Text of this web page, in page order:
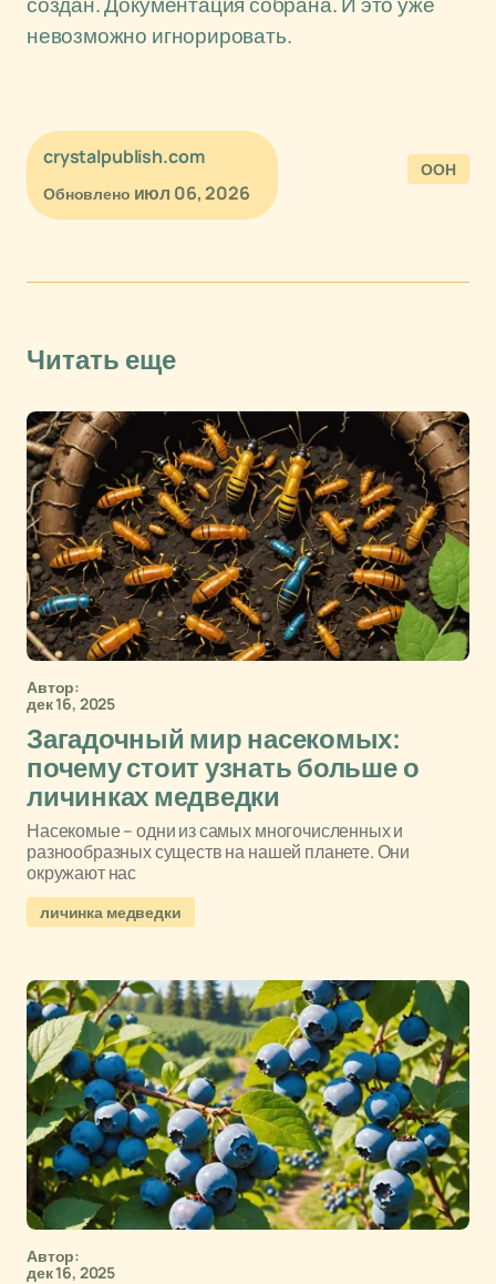
невозможно игнорировать.
crystalpublish.com
Обновлено июл 06, 2026
ООН
Читать еще
Автор:
дек 16, 2025
Загадочный мир насекомых:
почему стоит узнать больше о
личинках медведки
Насекомые – одни из самых многочисленных и
разнообразных существ на нашей планете. Они
окружают нас
личинка медведки
Автор:
дек 16, 2025